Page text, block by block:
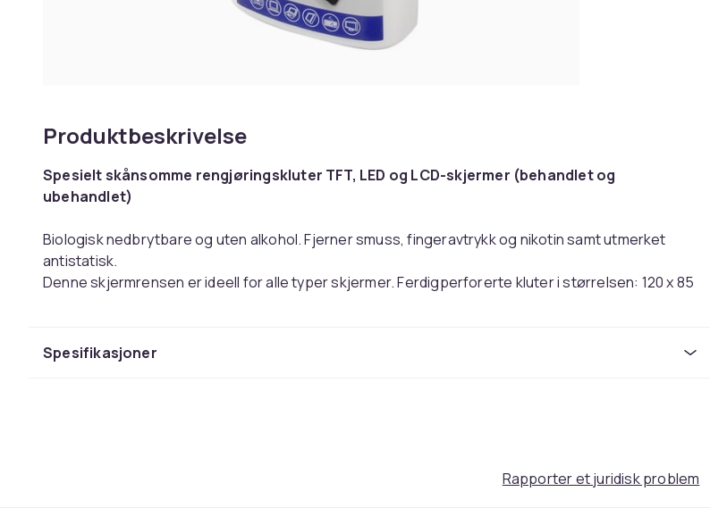
Produktbeskrivelse
Spesielt skånsomme rengjøringskluter TFT, LED og LCD-skjermer (behandlet og
ubehandlet)
Biologisk nedbrytbare og uten alkohol. Fjerner smuss, fingeravtrykk og nikotin samt utmerket
antistatisk.
Denne skjermrensen er ideell for alle typer skjermer. Ferdigperforerte kluter i størrelsen: 120 x 85
- Spesielt utviklet for TV og skjermer (Plasma, TFT, LCD og LED)
- For både behandlet og ubehandlet glass
Spesifikasjoner
Rapporter et juridisk problem